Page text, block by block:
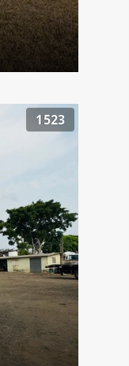
1523